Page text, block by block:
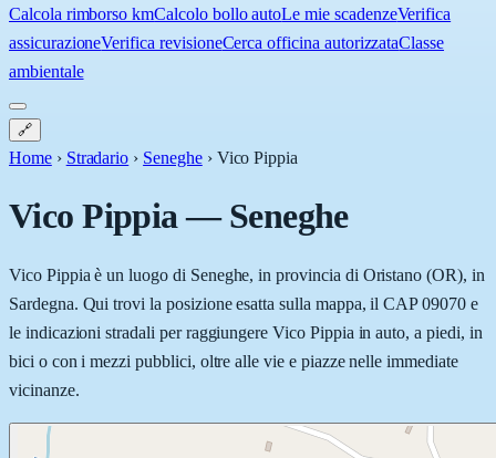
Calcola rimborso kmCalcolo bollo autoLe mie scadenzeVerifica
assicurazioneVerifica revisioneCerca officina autorizzataClasse
ambientale
🔗
Home › Stradario › Seneghe › Vico Pippia
Vico Pippia—Seneghe
Vico Pippia è un luogo di Seneghe, in provincia di Oristano (OR), in
Sardegna. Qui trovi la posizione esatta sulla mappa, il CAP 09070 e
le indicazioni stradali per raggiungere Vico Pippia in auto, a piedi, in
bici o con i mezzi pubblici, oltre alle vie e piazze nelle immediate
vicinanze.